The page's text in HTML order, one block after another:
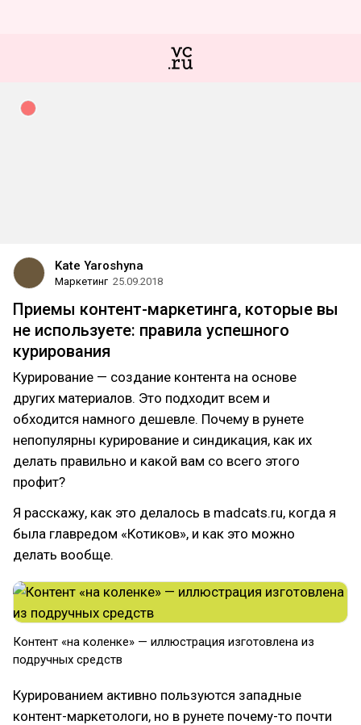
Kate Yaroshyna
Маркетинг 25.09.2018
Приемы контент-маркетинга, которые вы
не используете: правила успешного
курирования
Курирование — создание контента на основе
других материалов. Это подходит всем и
обходится намного дешевле. Почему в рунете
непопулярны курирование и синдикация, как их
делать правильно и какой вам со всего этого
профит?
Я расскажу, как это делалось в madcats.ru, когда я
была главредом «Котиков», и как это можно
делать вообще.
Контент «на коленке» — иллюстрация изготовлена из
подручных средств
Курированием активно пользуются западные
контент-маркетологи, но в рунете почему-то почти